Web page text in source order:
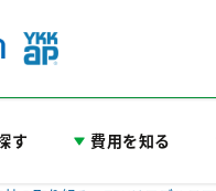
す 費用を知る